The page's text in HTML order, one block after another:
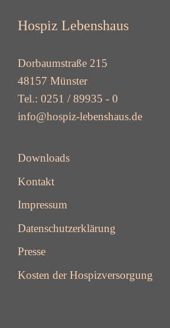
Hospiz Lebenshaus
Dorbaumstraße 215
48157 Münster
Tel.: 0251 / 89935 - 0
info@hospiz-lebenshaus.de
Downloads
Kontakt
Impressum
Datenschutzerklärung
Presse
Kosten der Hospizversorgung